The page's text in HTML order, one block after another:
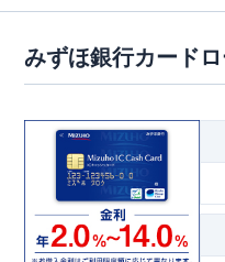
みずほ銀行カード